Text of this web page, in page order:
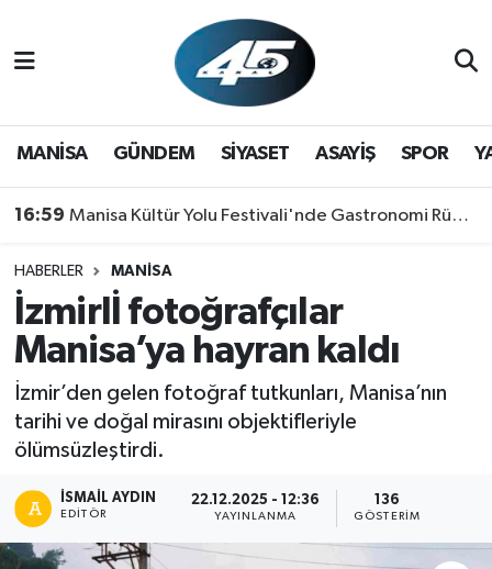
MANİSA GÜNDEM SİYASET ASAYİŞ SPOR
16:59 Manisa Kültür Yolu Festivali'nde Gastronomi Rüzgarı: Lezzetin Yıldızı "Manisa Kebabı" Oldu!
HABERLER MANİSA
İzmirlİ fotoğrafçılar
Manisa’ya hayran kaldı
İzmir’den gelen fotoğraf tutkunları, Manisa’nın
tarihi ve doğal mirasını objektifleriyle
ölümsüzleştirdi.
İSMAIL AYDIN
EDITÖR
22.12.2025 - 12:36
YAYINLANMA
136
GÖSTERIM
GÜNDEM
SPOR
YAŞAM
RESMİ REKLAM
Hava Durumu
Trafik Durumu
Son Dakika Haberleri
Haber Arşivi